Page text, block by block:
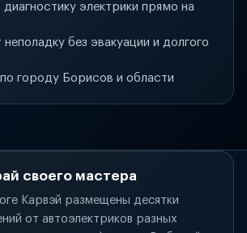
диагностику электрики прямо на
неполадку без эвакуации и долгого
городу Борисов и области
своего мастера
Карвэй размещены десятки
от автоэлектриков разных